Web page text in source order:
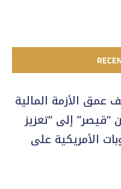
الأزمة المالية
“قيصر” إلى “تعزيز
الأمريكية على